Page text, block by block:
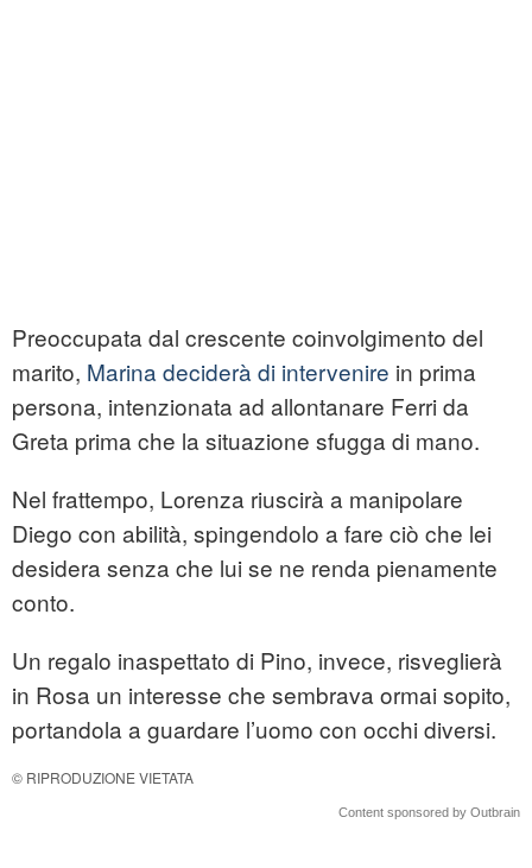
Preoccupata dal crescente coinvolgimento del
marito, Marina deciderà di intervenire in prima
persona, intenzionata ad allontanare Ferri da
Greta prima che la situazione sfugga di mano.
Nel frattempo, Lorenza riuscirà a manipolare
Diego con abilità, spingendolo a fare ciò che lei
desidera senza che lui se ne renda pienamente
conto.
Un regalo inaspettato di Pino, invece, risveglierà
in Rosa un interesse che sembrava ormai sopito,
portandola a guardare l’uomo con occhi diversi.
© RIPRODUZIONE VIETATA
Content sponsored by Outbrain